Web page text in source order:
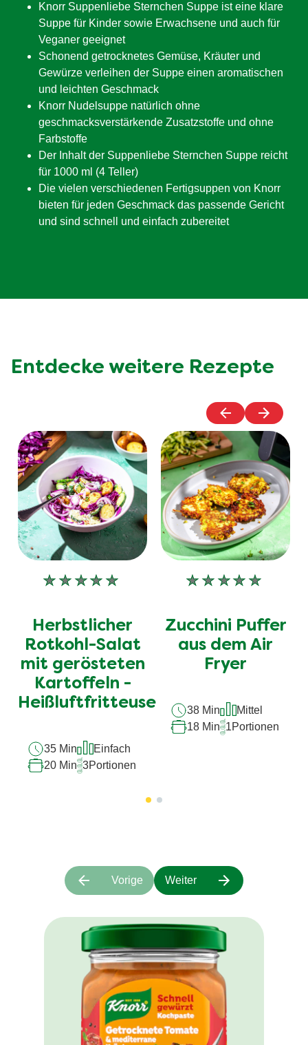
Knorr Suppenliebe Sternchen Suppe ist eine klare
Suppe für Kinder sowie Erwachsene und auch für
Veganer geeignet
Schonend getrocknetes Gemüse, Kräuter und
Gewürze verleihen der Suppe einen aromatischen
und leichten Geschmack
Knorr Nudelsuppe natürlich ohne
geschmacksverstärkende Zusatzstoffe und ohne
Farbstoffe
Der Inhalt der Suppenliebe Sternchen Suppe reicht
für 1000 ml (4 Teller)
Die vielen verschiedenen Fertigsuppen von Knorr
bieten für jeden Geschmack das passende Gericht
und sind schnell und einfach zubereitet
Entdecke weitere Rezepte
Keine
dieses
recipe
abgegeben
Herbstlicher
Rotkohl-Salat
mit gerösteten
Kartoffeln -
Heißluftfritteuse
35 Min
Einfach
20 Min 3Portionen
Keine
dieses
recipe
abgegeben
Zucchini Puffer
aus dem Air
Fryer
38 Min
Mittel
18 Min 1 Portionen
Vorige Weiter